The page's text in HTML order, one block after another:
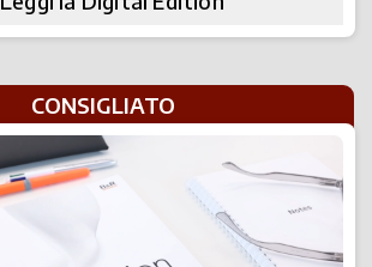
CONSIGLIATO